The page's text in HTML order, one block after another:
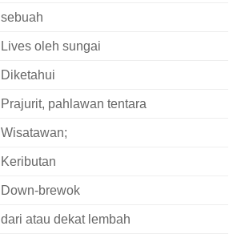
sebuah
Lives oleh sungai
Diketahui
Prajurit, pahlawan tentara
Wisatawan;
Keributan
Down-brewok
dari atau dekat lembah